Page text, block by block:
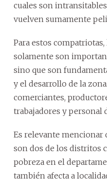
cuales son
vuelven sumamente
Para estos
solamente son
sino que son
y el desarrollo de la
comerciantes,
trabajadores y personal
Es relevante mencionar
son dos de los distritos
pobreza en el
también afecta a